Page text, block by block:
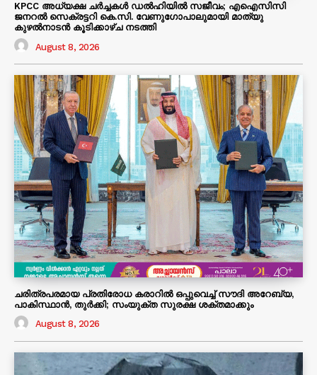
KPCC അധ്യക്ഷ ചർച്ചകൾ ഡൽഹിയിൽ സജീവം; എഐസിസി
ജനറൽ സെക്രട്ടറി കെ.സി. വേണുഗോപാലുമായി മാത്യു
കുഴൽനാടൻ കൂടിക്കാഴ്ച നടത്തി
August 8, 2026
ചരിത്രപരമായ പ്രതിരോധ കരാറിൽ ഒപ്പുവെച്ച് സൗദി അറേബ്യ,
പാകിസ്ഥാൻ, തുർക്കി; സംയുക്ത സുരക്ഷ ശക്തമാക്കും
August 8, 2026